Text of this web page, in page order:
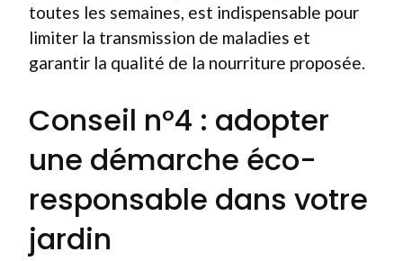
toutes les semaines, est indispensable pour
limiter la transmission de maladies et
garantir la qualité de la nourriture proposée.
Conseil n°4 : adopter
une démarche éco-
responsable dans votre
jardin